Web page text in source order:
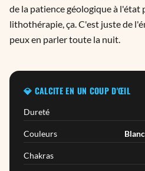
de la patience géologique à l'état
lithothérapie, ça. C'est juste de
peux en parler toute la nuit.
💎 CALCITE EN UN COUP D'ŒIL
Dureté
Couleurs
Chakras